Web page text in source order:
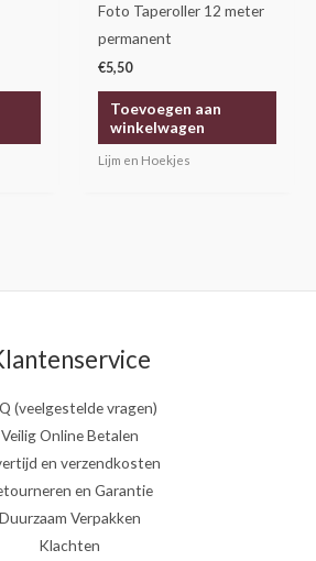
Foto Taperoller 12 meter
permanent
€5,50
Toevoegen aan
winkelwagen
Lijm en Hoekjes
(veelgestelde vragen)
Veilig Online Betalen
en verzendkosten
en Garantie
Duurzaam Verpakken
Klachten